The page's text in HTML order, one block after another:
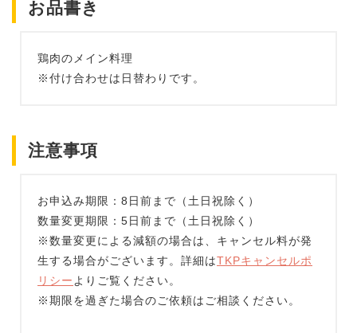
お品書き
鶏肉のメイン料理
※付け合わせは日替わりです。
注意事項
お申込み期限：8日前まで（土日祝除く）
数量変更期限：5日前まで（土日祝除く）
※数量変更による減額の場合は、キャンセル料が発
生する場合がございます。詳細はTKPキャンセルポ
リシー よりご覧ください。
※期限を過ぎた場合のご依頼はご相談ください。